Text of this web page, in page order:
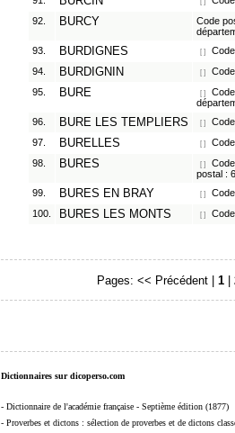
92.
BURCY
Code
93.
BURDIGNES [ ]
94.
BURDIGNIN [ ]
95.
BURE [ ]
96.
BURE LES TEMPLIERS [ ]
97.
BURELLES [ ]
98.
BURES [ ]
postal :
99.
BURES EN BRAY [ ]
100.
BURES LES MONTS [ ]
Pages: << Précédent 1
Dictionnaires sur dicoperso.com
- Dictionnaire de l'académie française - Septième édition (1877)
- Proverbes et dictons : sélection de proverbes et de dictons